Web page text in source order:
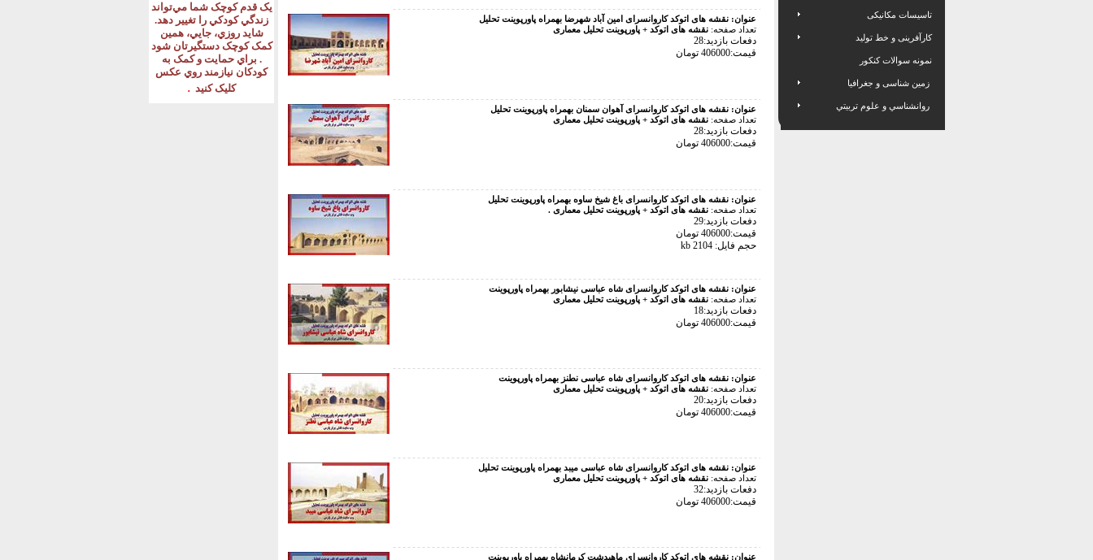
يک قدم کوچک شما مي‌تواند
زندگي کودکي را تغيير دهد.
شايد روزي، جايي، همين
کمک کوچک دستگيرتان شود
. براي حمايت و کمک به
کودکان نيازمند روي عکس
کليک کنيد .
عنوان: نقشه های اتوکد کاروانسرای امین آباد شهرضا بهمراه پاورپوینت تحلیل
تعداد صفحه: نقشه های اتوکد + پاورپوینت تحلیل معماری
دفعات بازدید:28
قیمت:406000 تومان
عنوان: نقشه های اتوکد کاروانسرای آهوان سمنان بهمراه پاورپوینت تحلیل
تعداد صفحه: نقشه های اتوکد + پاورپوینت تحلیل معماری
دفعات بازدید:28
قیمت:406000 تومان
عنوان: نقشه های اتوکد کاروانسرای باغ شیخ ساوه بهمراه پاورپوینت تحلیل
تعداد صفحه: نقشه های اتوکد + پاورپوینت تحلیل معماری .
دفعات بازدید:29
قیمت:406000 تومان
حجم فایل: 2104 kb
عنوان: نقشه های اتوکد کاروانسرای شاه عباسی نیشابور بهمراه پاورپوینت
تعداد صفحه: نقشه های اتوکد + پاورپوینت تحلیل معماری
دفعات بازدید:18
قیمت:406000 تومان
عنوان: نقشه های اتوکد کاروانسرای شاه عباسی نطنز بهمراه پاورپوینت
تعداد صفحه: نقشه های اتوکد + پاورپوینت تحلیل معماری
دفعات بازدید:20
قیمت:406000 تومان
عنوان: نقشه های اتوکد کاروانسرای شاه عباسی میبد بهمراه پاورپوینت تحلیل
تعداد صفحه: نقشه های اتوکد + پاورپوینت تحلیل معماری
دفعات بازدید:32
قیمت:406000 تومان
عنوان: نقشه های اتوکد کاروانسرای ماهیدشت کرمانشاه بهمراه پاورپوینت
تاسیسات مکانیکی
کارآفرینی و خط تولید
نمونه سوالات کنکور
زمین شناسی و جغرافیا
روانشناسي و علوم تربيتي